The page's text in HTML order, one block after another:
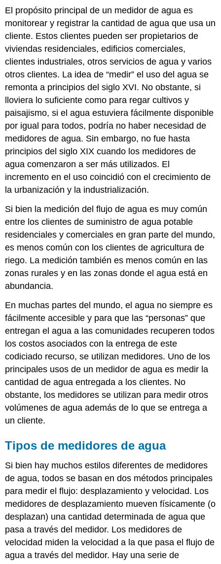
ultrasónicos
Vertederos
y
Flumes
Medidores
compuestos
e
instalación
de
medidores
Lectura
de
medidores
Pruebas
de
de
El propósito principal de un medidor de agua es
monitorear y registrar la cantidad de agua que usa un
cliente. Estos clientes pueden ser propietarios de
viviendas residenciales, edificios comerciales,
clientes industriales, otros servicios de agua y varios
otros clientes. La idea de “medir” el uso del agua se
remonta a principios del siglo XVI. No obstante, si
lloviera lo suficiente como para regar cultivos y
paisajismo, si el agua estuviera fácilmente disponible
por igual para todos, podría no haber necesidad de
medidores de agua. Sin embargo, no fue hasta
principios del siglo XIX cuando los medidores de
agua comenzaron a ser más utilizados. El
incremento en el uso coincidió con el crecimiento de
la urbanización y la industrialización.
Si bien la medición del flujo de agua es muy común
entre los clientes de suministro de agua potable
residenciales y comerciales en gran parte del mundo,
es menos común con los clientes de agricultura de
riego. La medición también es menos común en las
zonas rurales y en las zonas donde el agua está en
abundancia.
En muchas partes del mundo, el agua no siempre es
fácilmente accesible y para que las “personas” que
entregan el agua a las comunidades recuperen todos
los costos asociados con la entrega de este
codiciado recurso, se utilizan medidores. Uno de los
principales usos de un medidor de agua es medir la
cantidad de agua entregada a los clientes. No
obstante, los medidores se utilizan para medir otros
volúmenes de agua además de lo que se entrega a
un cliente.
Tipos de medidores de agua
Si bien hay muchos estilos diferentes de medidores
de agua, todos se basan en dos métodos principales
para medir el flujo: desplazamiento y velocidad. Los
medidores de desplazamiento mueven físicamente (o
desplazan) una cantidad determinada de agua que
pasa a través del medidor. Los medidores de
velocidad miden la velocidad a la que pasa el flujo de
agua a través del medidor. Hay una serie de